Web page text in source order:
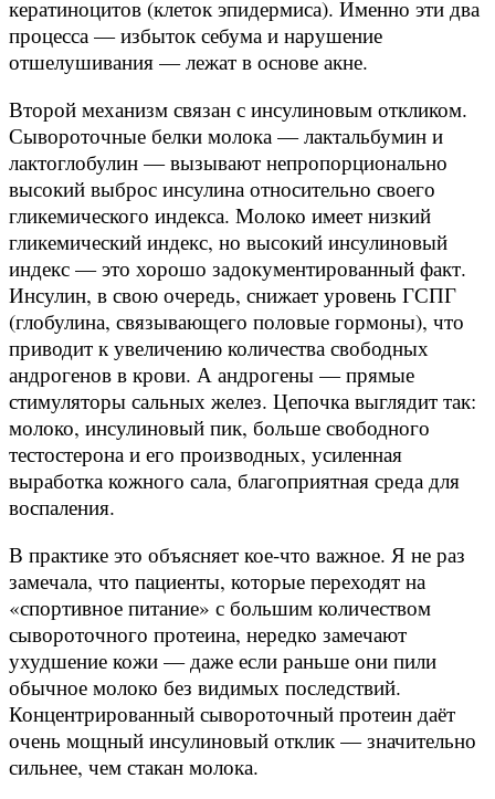
кератиноцитов (клеток эпидермиса). Именно эти два
процесса — избыток себума и нарушение
отшелушивания — лежат в основе акне.
Второй механизм связан с инсулиновым откликом.
Сывороточные белки молока — лактальбумин и
лактоглобулин — вызывают непропорционально
высокий выброс инсулина относительно своего
гликемического индекса. Молоко имеет низкий
гликемический индекс, но высокий инсулиновый
индекс — это хорошо задокументированный факт.
Инсулин, в свою очередь, снижает уровень ГСПГ
(глобулина, связывающего половые гормоны), что
приводит к увеличению количества свободных
андрогенов в крови. А андрогены — прямые
стимуляторы сальных желез. Цепочка выглядит так:
молоко, инсулиновый пик, больше свободного
тестостерона и его производных, усиленная
выработка кожного сала, благоприятная среда для
воспаления.
В практике это объясняет кое-что важное. Я не раз
замечала, что пациенты, которые переходят на
«спортивное питание» с большим количеством
сывороточного протеина, нередко замечают
ухудшение кожи — даже если раньше они пили
обычное молоко без видимых последствий.
Концентрированный сывороточный протеин даёт
очень мощный инсулиновый отклик — значительно
сильнее, чем стакан молока.